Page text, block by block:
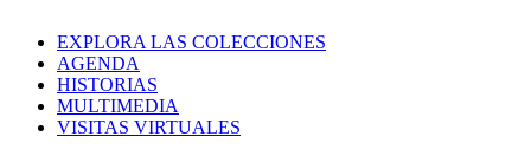
EXPLORA LAS COLECCIONES
AGENDA
HISTORIAS
MULTIMEDIA
VISITAS VIRTUALES